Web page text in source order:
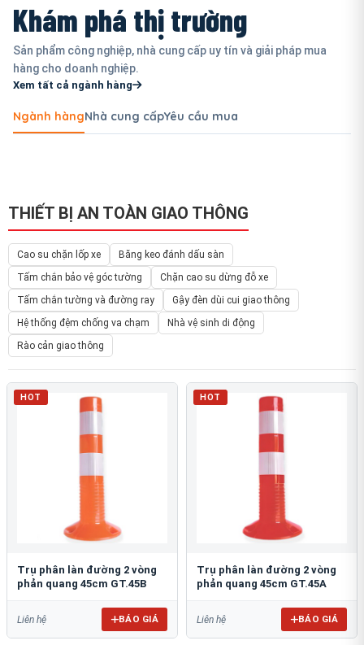
Khám phá thị trường
Sản phẩm công nghiệp, nhà cung cấp uy tín và giải pháp mua
hàng cho doanh nghiệp.
Xem tất cả ngành hàng
Ngành hàngNhà cung cấpYêu cầu mua
THIẾT BỊ AN TOÀN GIAO THÔNG
Cao su chặn lốp xe
Băng keo đánh dấu sàn
Tấm chắn bảo vệ góc tường
Chặn cao su dừng đỗ xe
Tấm chắn tường và đường ray
Gậy đèn dùi cui giao thông
Hệ thống đệm chống va chạm
Nhà vệ sinh di động
Rào cản giao thông
HOT
Trụ phân làn đường 2 vòng
phản quang 45cm GT.45B
Liên hệ BÁO GIÁ
HOT
Trụ phân làn đường 2 vòng
phản quang 45cm GT.45A
Liên hệ BÁO GIÁ